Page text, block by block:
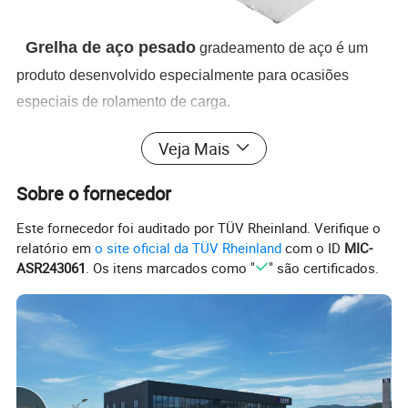
Grelha de aço pesado gradeamento de aço é um
produto desenvolvido especialmente para ocasiões
especiais de rolamento de carga.
A maior característica das grades de aço pesado é a sua
Se houver um requisito para o efeito antiderrapante, é
recomendada a utilização de uma grelha de aço dentado
É a primeira escolha para alguns locais com grandes
Veja Mais
Sobre o fornecedor
Este fornecedor foi auditado por TÜV Rheinland. Verifique o
relatório emo site oficial da TÜV Rheinland com o ID MIC-
ASR243061. Os itens marcados como " " são certificados.